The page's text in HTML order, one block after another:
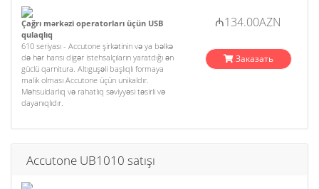
Çağrı mərkəzi operatorları üçün USB
qulaqlıq
610 seriyası - Accutone şirkətinin və ya bəlkə
də hər hansı digər istehsalçıların yaratdığı ən
güclü qarnitura. Altıguşəli başlıqlı formaya
malik olması Accutone üçün unikaldır.
Məhsuldarlıq və rahatlıq səviyyəsi təsirli və
dayanıqlıdır.
₼134.00AZN
Заказать
Accutone UB1010 satışı